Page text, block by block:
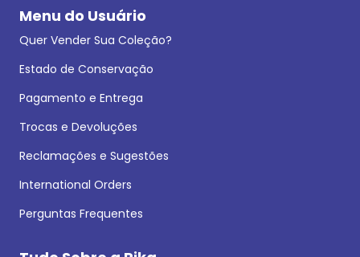
Menu do Usuário
Quer Vender Sua Coleção?
Estado de Conservação
Pagamento e Entrega
Trocas e Devoluções
Reclamações e Sugestões
International Orders
Perguntas Frequentes